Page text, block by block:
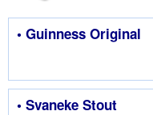
• Guinness Original
• Svaneke Stout